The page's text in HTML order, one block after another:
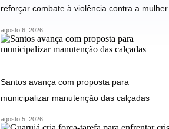
reforçar combate à violência contra a mulher
agosto 6, 2026
Santos avança com proposta para
municipalizar manutenção das calçadas
agosto 5, 2026